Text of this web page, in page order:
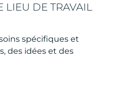
LIEU DE TRAVAIL
spécifiques et
des idées et des